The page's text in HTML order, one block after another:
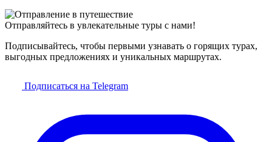
Отправляйтесь в увлекательные туры с нами!
Подписывайтесь, чтобы первыми узнавать о горящих турах,
выгодных предложениях и уникальных маршрутах.
Подписаться на Telegram